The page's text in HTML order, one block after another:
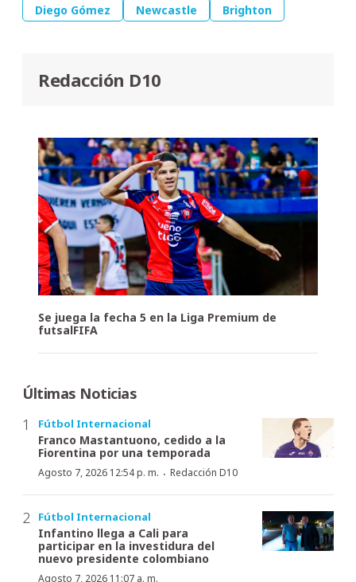
Diego Gómez Newcastle Brighton
Redacción D10
Se juega la fecha 5 en la Liga Premium de
futsalFIFA
Últimas Noticias
Fútbol Internacional
Franco Mastantuono, cedido a la
Fiorentina por una temporada
Agosto 7, 2026 12:54 p. m. · Redacción D10
Fútbol Internacional
Infantino llega a Cali para
participar en la investidura del
nuevo presidente colombiano
Agosto 7, 2026 11:07 a. m.